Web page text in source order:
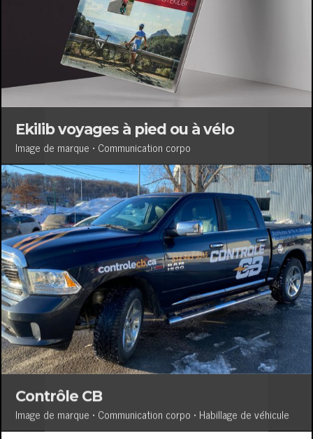
Ekilib voyages à pied ou à vélo
Image de marque • Communication corpo
Contrôle CB
Image de marque • Communication corpo • Habillage de véhicule